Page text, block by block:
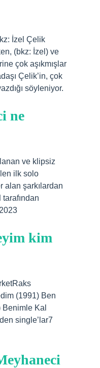
İzel Çelik
(bkz: İzel) ve
çok aşıkmışlar
Çelik’in, çok
söyleniyor.
ne
ve klipsiz
ilk solo
alan şarkılardan
kim
(1991) Ben
Kal
single’lar7